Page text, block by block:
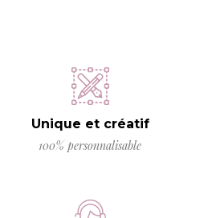
Unique et créatif
100% personnalisable